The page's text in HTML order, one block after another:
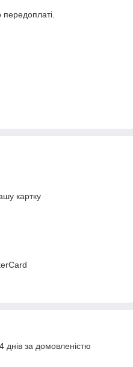
передоплаті.
картку
за домовленістю